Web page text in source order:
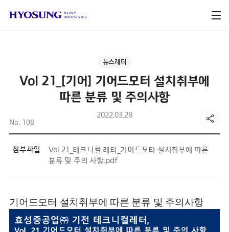
뉴스레터
Vol 21_[기어] 기어드모터 설치취부에
따른 분류 및 주의사항
2022.03.28
No. 108
첨부파일
Vol 21_테크니컬 레터_기어드모터 설치취부에 따른
분류 및 주의 사항.pdf
기어드모터 설치취부에 따른 분류 및 주의사항